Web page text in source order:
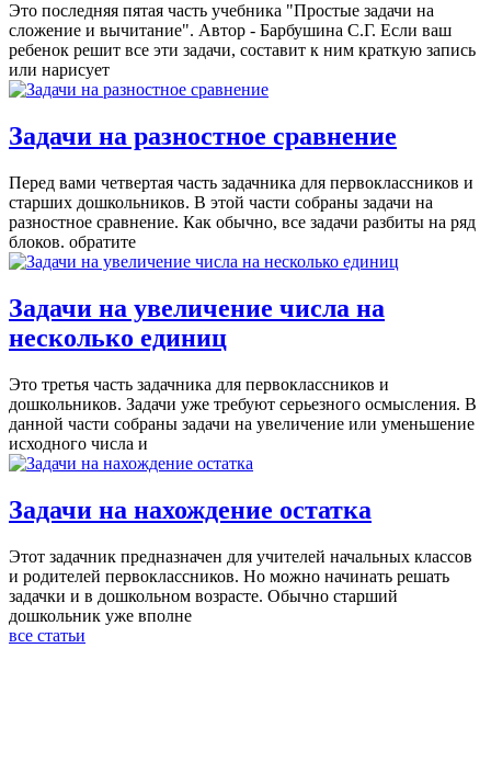
Это последняя пятая часть учебника "Простые задачи на
сложение и вычитание". Автор - Барбушина С.Г. Если ваш
ребенок решит все эти задачи, составит к ним краткую запись
или нарисует
Задачи на разностное сравнение
Перед вами четвертая часть задачника для первоклассников и
старших дошкольников. В этой части собраны задачи на
разностное сравнение. Как обычно, все задачи разбиты на ряд
блоков. обратите
Задачи на увеличение числа на
несколько единиц
Это третья часть задачника для первоклассников и
дошкольников. Задачи уже требуют серьезного осмысления. В
данной части собраны задачи на увеличение или уменьшение
исходного числа и
Задачи на нахождение остатка
Этот задачник предназначен для учителей начальных классов
и родителей первоклассников. Но можно начинать решать
задачки и в дошкольном возрасте. Обычно старший
дошкольник уже вполне
все статьи